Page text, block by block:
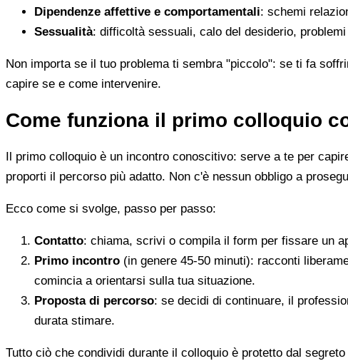
Dipendenze affettive e comportamentali: schemi
Sessualità: difficoltà sessuali, calo del desiderio,
Non importa se il tuo problema ti sembra "piccolo": se ti fa
capire se e come intervenire.
Come funziona il primo colloquio
Il primo colloquio è un incontro conoscitivo: serve a te per
proporti il percorso più adatto. Non c'è nessun obbligo a
Ecco come si svolge, passo per passo:
Contatto: chiama, scrivi o compila il form per fissare un
Primo incontro (in genere 45-50 minuti): racconti
comincia a orientarsi sulla tua situazione.
Proposta di percorso: se decidi di continuare, il
durata stimare.
Tutto ciò che condividi durante il colloquio è protetto dal